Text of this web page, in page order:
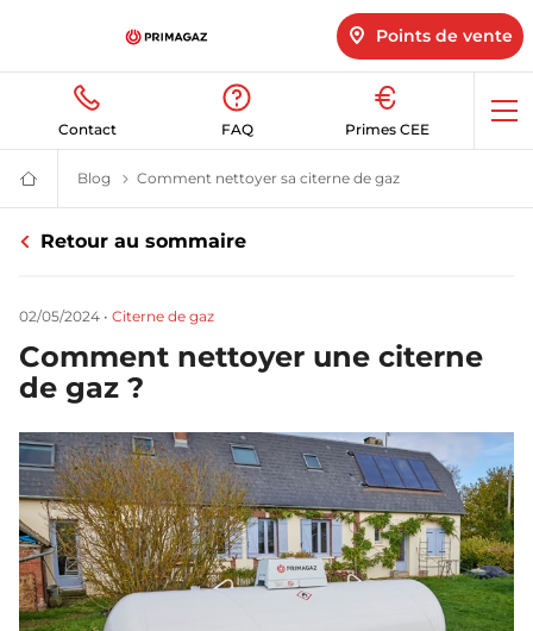
Points de vente
Contact FAQ Primes CEE
Fournisseur
gaz
et
bouteille,
GPL
|
Primagaz
Blog Le blog Primagaz
Comment nettoyer sa citerne de gaz
Retour au sommaire
02/05/2024 • Citerne de gaz
Comment nettoyer une citerne
de gaz ?